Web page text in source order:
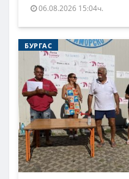
06.08.2026 15:04ч.
БУРГАС